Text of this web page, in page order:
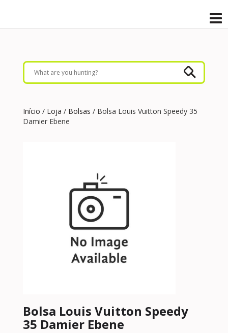
Início / Loja / Bolsas / Bolsa Louis Vuitton Speedy 35
Damier Ebene
Bolsa Louis Vuitton Speedy
35 Damier Ebene